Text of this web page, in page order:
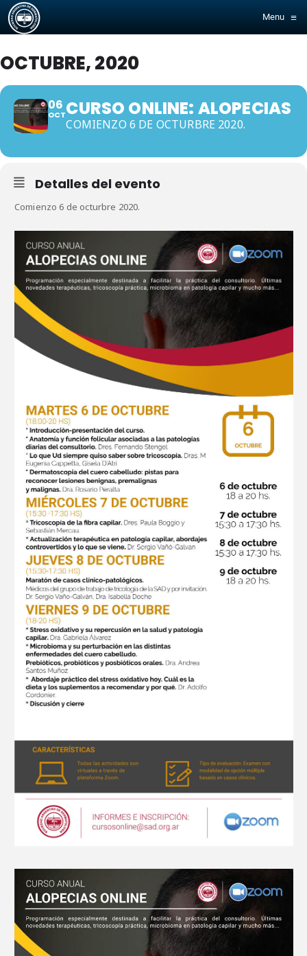
Menu ≡
OCTUBRE, 2020
06
OCTCURSO ONLINE: ALOPECIAS
COMIENZO 6 DE OCTURBRE 2020.
Detalles del evento
Comienzo 6 de octurbre 2020.